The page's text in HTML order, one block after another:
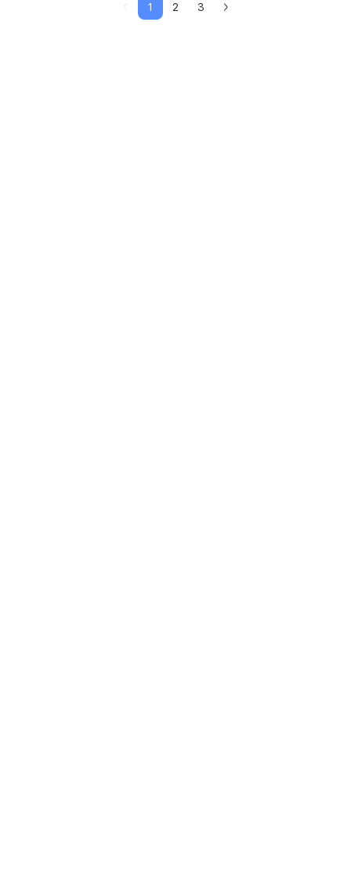
1 2 3